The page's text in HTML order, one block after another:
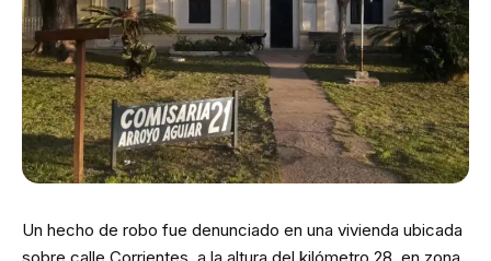
Un hecho de robo fue denunciado en una vivienda ubicada